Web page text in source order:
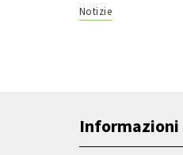
Notizie
Informazioni